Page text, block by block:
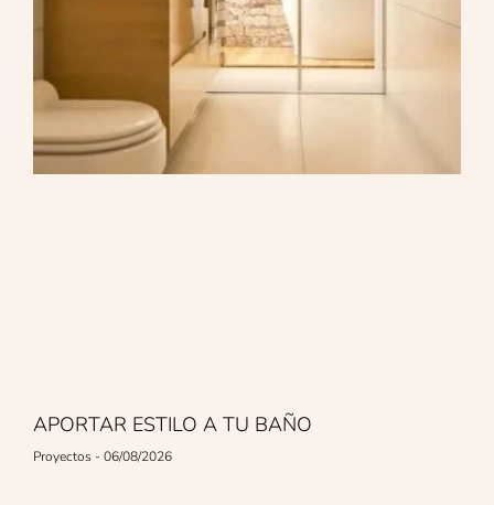
APORTAR ESTILO A TU BAÑO
Proyectos 06/08/2026